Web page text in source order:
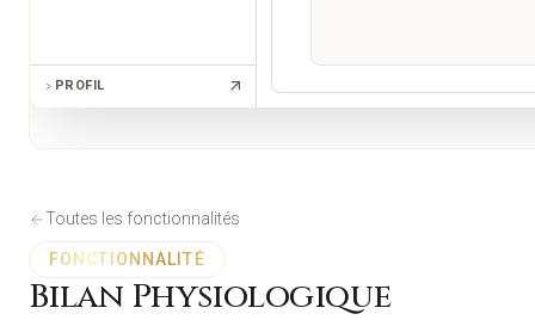
Toutes les fonctionnalités
FONCTIONNALITÉ
Bilan Physiologique
PROFIL